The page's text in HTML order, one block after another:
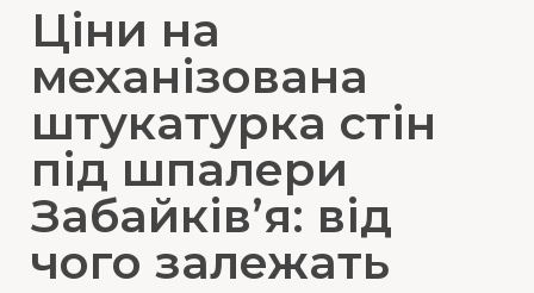
Ціни на
механізована
штукатурка стін
під шпалери
Забайків’я: від
чого залежать